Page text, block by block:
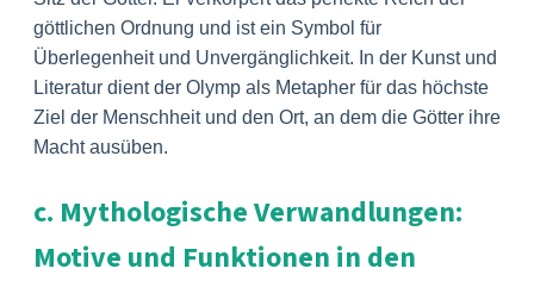
göttlichen Ordnung und ist ein Symbol für
Überlegenheit und Unvergänglichkeit. In der Kunst und
Literatur dient der Olymp als Metapher für das höchste
Ziel der Menschheit und den Ort, an dem die Götter ihre
Macht ausüben.
c. Mythologische Verwandlungen:
Motive und Funktionen in den